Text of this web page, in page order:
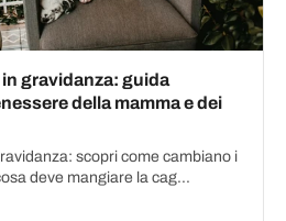
gravidanza: guida
della mamma e dei
scopri come cambiano i
deve mangiare la cag...